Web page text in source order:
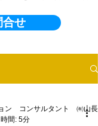
合せ
ン コンサルタント ㈲山長
間: 5分